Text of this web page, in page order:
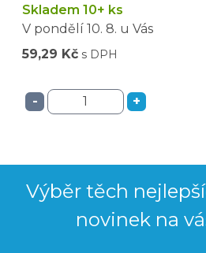
Skladem 10+ ks
V pondělí 10. 8. u Vás
59,29 Kč s DPH
- +
Výběr těch
novinek na